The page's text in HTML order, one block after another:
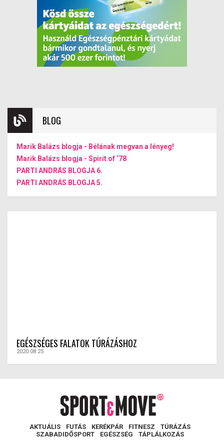
BLOG
Marik Balázs blogja - Bélának megvan a lényeg!
Marik Balázs blogja - Spirit of ‘78
PARTI ANDRÁS BLOGJA 6.
PARTI ANDRÁS BLOGJA 5.
EGÉSZSÉGES FALATOK TÚRÁZÁSHOZ
2020.08.25
AKTUÁLIS FUTÁS KERÉKPÁR FITNESZ
TÚRÁZÁS
SZABADIDŐSPORT
EGÉSZSÉG
TÁPLÁLKOZÁS